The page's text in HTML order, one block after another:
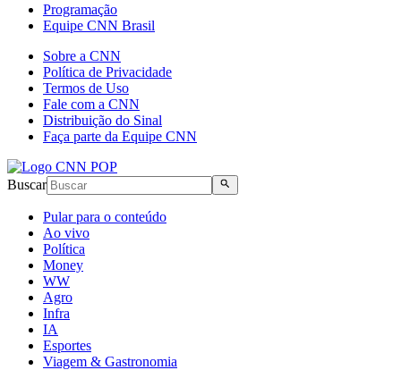
Programação
Equipe CNN Brasil
Sobre a CNN
Política de Privacidade
Termos de Uso
Fale com a CNN
Distribuição do Sinal
Faça parte da Equipe CNN
Buscar
Pular para o conteúdo
Ao vivo
Política
Money
WW
Agro
Infra
IA
Esportes
Viagem & Gastronomia